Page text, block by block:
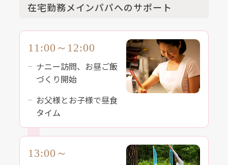
在宅勤務メインパパへのサポート
11:00～12:00
ナニー訪問、お昼ご飯
づくり開始
お父様とお子様で昼食
タイム
13:00～